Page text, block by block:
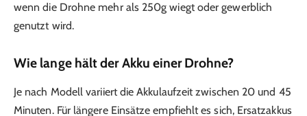
wenn die Drohne mehr als 250g wiegt oder gewerblich
genutzt wird.
Wie lange hält der Akku einer Drohne?
Je nach Modell variiert die Akkulaufzeit zwischen 20 und 45
Minuten. Für längere Einsätze empfiehlt es sich, Ersatzakkus